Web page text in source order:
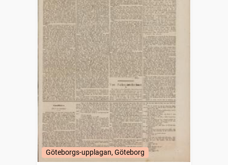
Göteborgs-upplagan, Göteborg